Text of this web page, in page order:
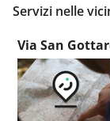
Servizi nelle
Via San